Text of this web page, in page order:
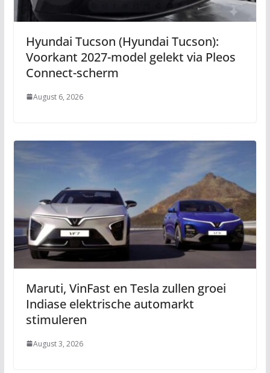
Hyundai Tucson (Hyundai Tucson):
Voorkant 2027-model gelekt via Pleos
Connect-scherm
August 6, 2026
Maruti, VinFast en Tesla zullen groei
Indiase elektrische automarkt
stimuleren
August 3, 2026